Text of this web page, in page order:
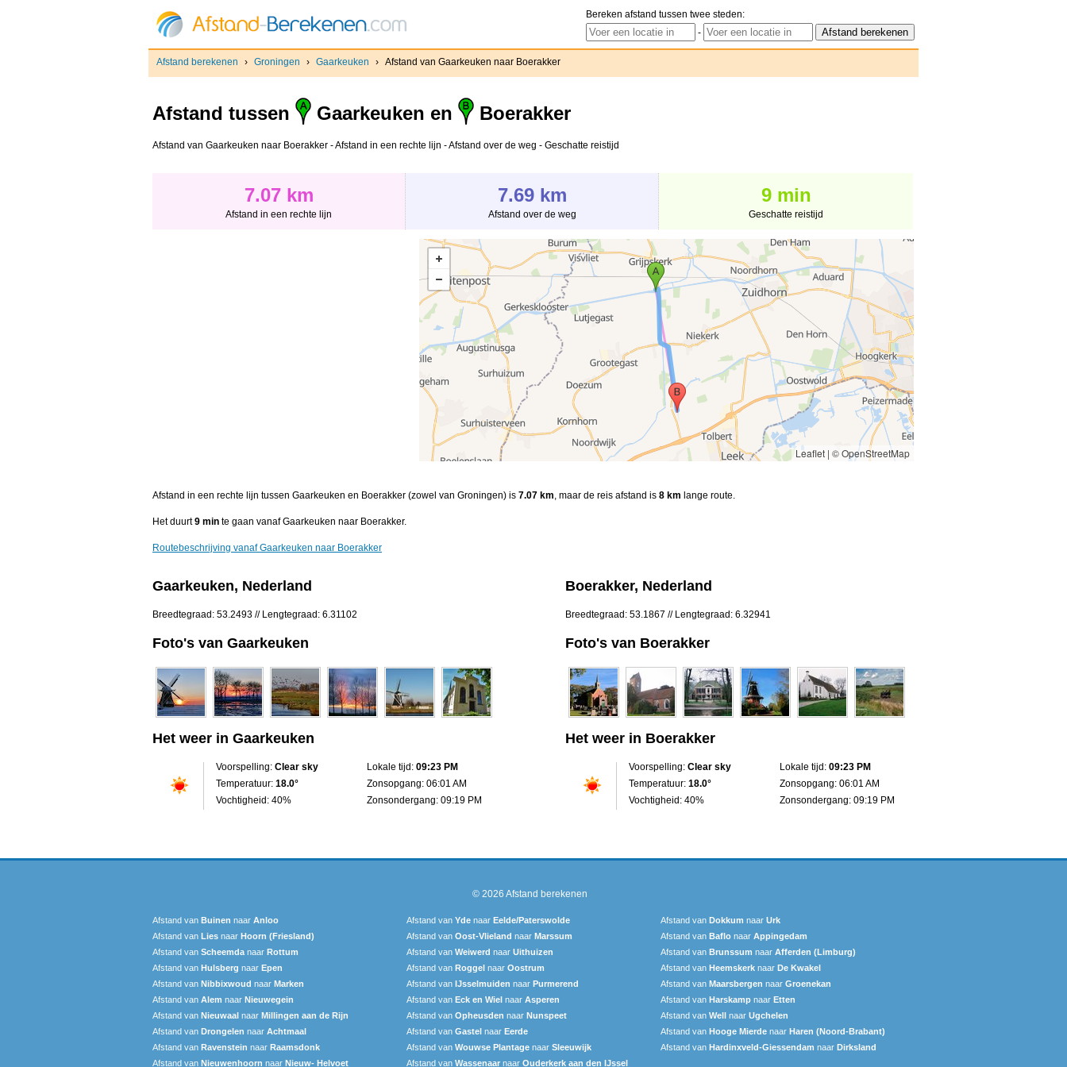
Bereken afstand tussen twee steden:
-
Afstand berekenen › Groningen › Gaarkeuken › Afstand van Gaarkeuken naar Boerakker
Afstand tussen Gaarkeuken en Boerakker
Afstand van Gaarkeuken naar Boerakker - Afstand in een rechte lijn - Afstand over de weg - Geschatte reistijd
7.07 km
Afstand in een rechte lijn
7.69 km
Afstand over de weg
9 min
Geschatte reistijd
Leaflet | © OpenStreetMap
Afstand in een rechte lijn tussen Gaarkeuken en Boerakker (zowel van Groningen) is 7.07 km, maar de reis afstand is 8 km lange route.
Het duurt9 min te gaan vanaf Gaarkeuken naar Boerakker.
Routebeschrijving vanaf Gaarkeuken naar Boerakker
Gaarkeuken, Nederland
Breedtegraad: 53.2493 // Lengtegraad: 6.31102
Foto's van Gaarkeuken
Het weer in Gaarkeuken
Voorspelling: Clear sky
Temperatuur: 18.0°
Vochtigheid: 40%
Lokale tijd: 09:23 PM
Zonsopgang: 06:01 AM
Zonsondergang: 09:19 PM
Boerakker, Nederland
Breedtegraad: 53.1867 // Lengtegraad: 6.32941
Foto's van Boerakker
Het weer in Boerakker
Voorspelling: Clear sky
Temperatuur: 18.0°
Vochtigheid: 40%
Lokale tijd: 09:23 PM
Zonsopgang: 06:01 AM
Zonsondergang: 09:19 PM
© 2026 Afstand berekenen
Afstand van Buinen naar Anloo Afstand van Yde naar Eelde/Paterswolde Afstand van Dokkum naar Urk
Afstand van Lies naar Hoorn (Friesland) Afstand van Oost-Vlieland naar Marssum Afstand van Baflo naar Appingedam
Afstand van Scheemda naar Rottum Afstand van Weiwerd naar Uithuizen Afstand van Brunssum naar Afferden (Limburg)
Afstand van Hulsberg naar Epen Afstand van Roggel naar Oostrum Afstand van Heemskerk naar De Kwakel
Afstand van Nibbixwoud naar Marken Afstand van IJsselmuiden naar Purmerend Afstand van Maarsbergen naar Groenekan
Afstand van Alem naar Nieuwegein Afstand van Eck en Wiel naar Asperen Afstand van Harskamp naar Etten
Afstand van Nieuwaal naar Millingen aan de Rijn Afstand van Opheusden naar Nunspeet Afstand van Well naar Ugchelen
Afstand van Drongelen naar Achtmaal Afstand van Gastel naar Eerde Afstand van Hooge Mierde naar Haren (Noord-Brabant)
Afstand van Ravenstein naar Raamsdonk Afstand van Wouwse Plantage naar Sleeuwijk Afstand van Hardinxveld-Giessendam naar Dirksland
Afstand van Nieuwenhoorn naar Nieuw- Helvoet Afstand van Wassenaar naar Ouderkerk aan den IJssel